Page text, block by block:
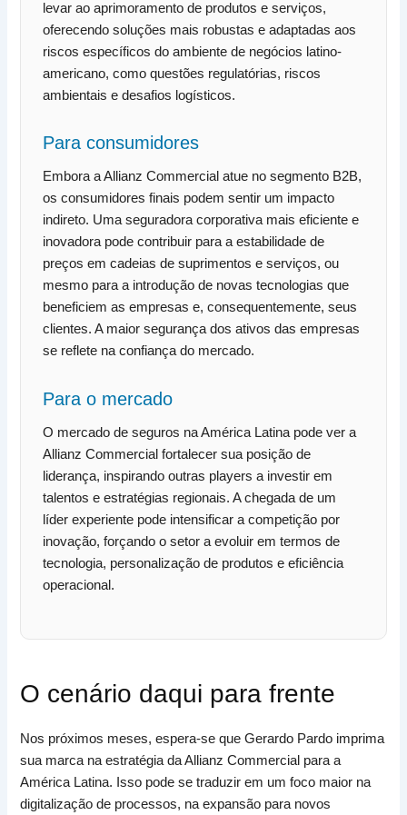
levar ao aprimoramento de produtos e serviços,
oferecendo soluções mais robustas e adaptadas aos
riscos específicos do ambiente de negócios latino-
americano, como questões regulatórias, riscos
ambientais e desafios logísticos.
Para consumidores
Embora a Allianz Commercial atue no segmento B2B,
os consumidores finais podem sentir um impacto
indireto. Uma seguradora corporativa mais eficiente e
inovadora pode contribuir para a estabilidade de
preços em cadeias de suprimentos e serviços, ou
mesmo para a introdução de novas tecnologias que
beneficiem as empresas e, consequentemente, seus
clientes. A maior segurança dos ativos das empresas
se reflete na confiança do mercado.
Para o mercado
O mercado de seguros na América Latina pode ver a
Allianz Commercial fortalecer sua posição de
liderança, inspirando outras players a investir em
talentos e estratégias regionais. A chegada de um
líder experiente pode intensificar a competição por
inovação, forçando o setor a evoluir em termos de
tecnologia, personalização de produtos e eficiência
operacional.
O cenário daqui para frente
Nos próximos meses, espera-se que Gerardo Pardo imprima
sua marca na estratégia da Allianz Commercial para a
América Latina. Isso pode se traduzir em um foco maior na
digitalização de processos, na expansão para novos